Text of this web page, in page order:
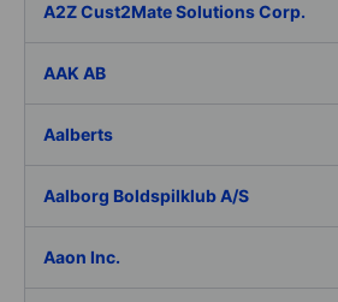
A2Z Cust2Mate Solutions Corp.
AAK AB
Aalberts
Aalborg Boldspilklub A/S
Aaon Inc.